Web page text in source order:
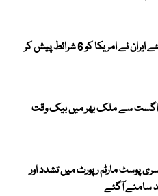
آبنائے ہرمز کھولنے کیلئے ایران نے امریکا کو 6 شرائط پیش کر
جماعت اسلامی کا 16 اگست سے ملک بھر میں بیک وقت
پوسٹ مارٹم رپورٹ میں تشدد اور
سامنے آگئے